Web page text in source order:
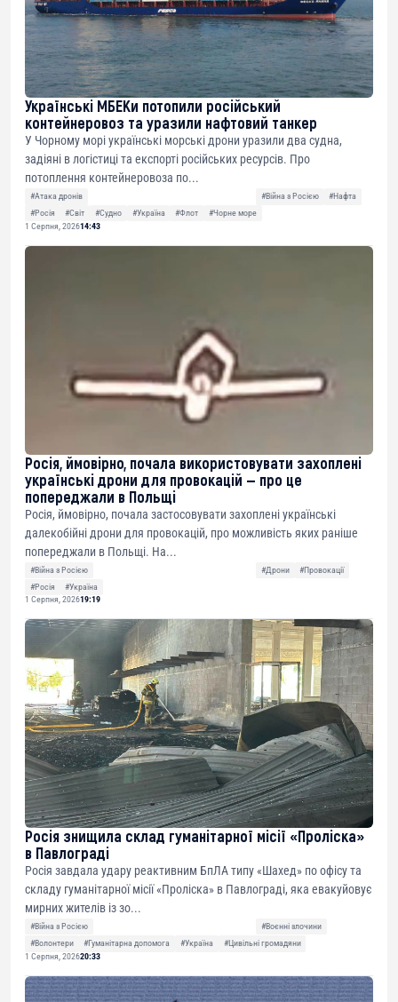
Українські МБЕКи потопили російський
контейнеровоз та уразили нафтовий танкер
У Чорному морі українські морські дрони уразили два судна,
задіяні в логістиці та експорті російських ресурсів. Про
потоплення контейнеровоза по...
#Атака дронів #Війна з Росією
#Нафта
#Росія
#Світ #Судно #Україна #Флот
#Чорне море
1 Серпня, 202614:43
Росія, ймовірно, почала використовувати захоплені
українські дрони для провокацій — про це
попереджали в Польщі
Росія, ймовірно, почала застосовувати захоплені українські
далекобійні дрони для провокацій, про можливість яких раніше
попереджали в Польщі. На...
#Війна з Росією #Дрони
#Провокації
#Росія
#Україна
1 Серпня, 202619:19
Росія знищила склад гуманітарної місії «Проліска»
в Павлограді
Росія завдала удару реактивним БпЛА типу «Шахед» по офісу та
складу гуманітарної місії «Проліска» в Павлограді, яка евакуйовує
мирних жителів із зо...
#Війна з Росією
#Воєнні злочини
#Волонтери
#Гуманітарна допомога #Україна
#Цивільні громадяни
1 Серпня, 202620:33